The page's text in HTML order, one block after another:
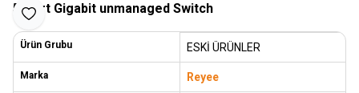
Favoriye Ekle
5 Port Gigabit unmanaged Switch
Ürün Grubu ESKİ ÜRÜNLER
Marka Reyee